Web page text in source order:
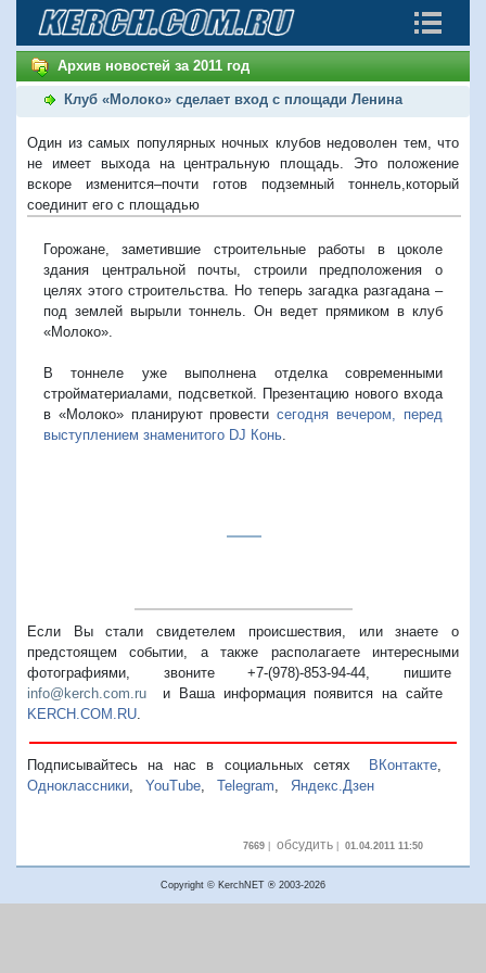
Архив новостей за 2011 год
Клуб «Молоко» сделает вход с площади Ленина
Один из самых популярных ночных клубов недоволен тем, что
не имеет выхода на центральную площадь. Это положение
вскоре изменится–почти готов подземный тоннель,который
соединит его с площадью
Горожане, заметившие строительные работы в цоколе
здания центральной почты, строили предположения о
целях этого строительства. Но теперь загадка разгадана –
под землей вырыли тоннель. Он ведет прямиком в клуб
«Молоко».
В тоннеле уже выполнена отделка современными
стройматериалами, подсветкой. Презентацию нового входа
в «Молоко» планируют провестисегодня вечером, перед
выступлением знаменитого DJ Конь
Если Вы стали свидетелем происшествия, или знаете о
предстоящем событии, а также располагаете интересными
фотографиями, звоните +7-(978)-853-94-44, пишите
info@kerch.com.ru и Ваша информация появится на сайте
KERCH.COM.RU
Подписывайтесь на нас в социальных сетях ВКонтакте,
Одноклассники
YouTube Telegram Яндекс.Дзен
7669| обсудить| 01.04.2011 11:50
Copyright © KerchNET ® 2003-2026